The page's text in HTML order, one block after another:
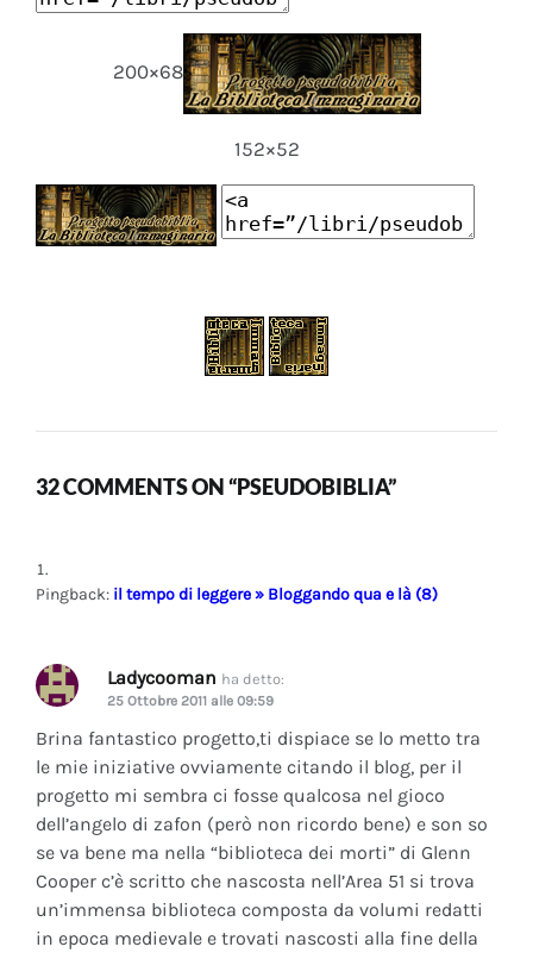
200×68
152×52
32 COMMENTS ON “PSEUDOBIBLIA”
Pingback: il tempo di leggere » Bloggando qua e là (8)
Ladycooman ha detto:
25 Ottobre 2011 alle 09:59
Brina fantastico progetto,ti dispiace se lo metto tra
le mie iniziative ovviamente citando il blog, per il
progetto mi sembra ci fosse qualcosa nel gioco
dell’angelo di zafon (però non ricordo bene) e son so
se va bene ma nella “biblioteca dei morti” di Glenn
Cooper c’è scritto che nascosta nell’Area 51 si trova
un’immensa biblioteca composta da volumi redatti
in epoca medievale e trovati nascosti alla fine della